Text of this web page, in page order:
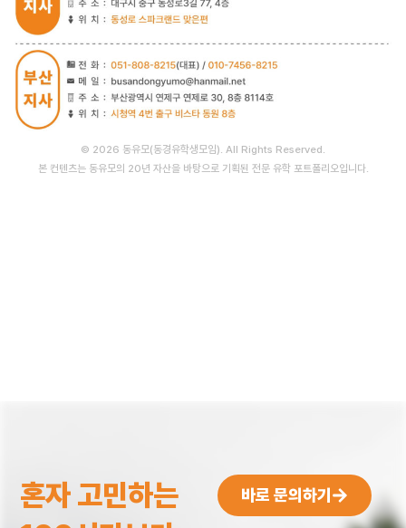
© 2026 동유모(동경유학생모임). All Rights Reserved.
본 컨텐츠는 동유모의 20년 자산을 바탕으로 기획된 전문 유학 포트폴리오입니다.
혼자 고민하는
바로 문의하기